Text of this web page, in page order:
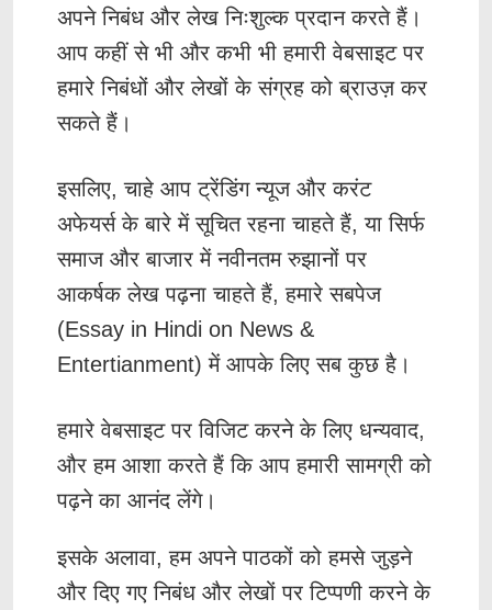
अपने निबंध और लेख निःशुल्क प्रदान करते हैं।
आप कहीं से भी और कभी भी हमारी वेबसाइट पर
हमारे निबंधों और लेखों के संग्रह को ब्राउज़ कर
सकते हैं।
इसलिए, चाहे आप ट्रेंडिंग न्यूज और करंट
अफेयर्स के बारे में सूचित रहना चाहते हैं, या सिर्फ
समाज और बाजार में नवीनतम रुझानों पर
आकर्षक लेख पढ़ना चाहते हैं, हमारे सबपेज
(Essay in Hindi on News &
Entertianment) में आपके लिए सब कुछ है।
हमारे वेबसाइट पर विजिट करने के लिए धन्यवाद,
और हम आशा करते हैं कि आप हमारी सामग्री को
पढ़ने का आनंद लेंगे।
इसके अलावा, हम अपने पाठकों को हमसे जुड़ने
और दिए गए निबंध और लेखों पर टिप्पणी करने के